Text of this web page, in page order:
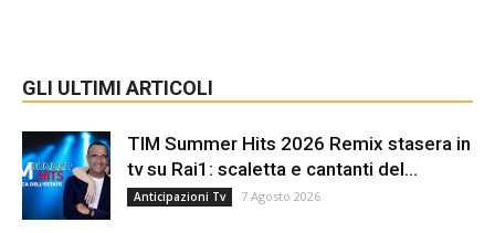
GLI ULTIMI ARTICOLI
TIM Summer Hits 2026 Remix stasera in
tv su Rai1: scaletta e cantanti del...
Anticipazioni Tv 7 Agosto 2026